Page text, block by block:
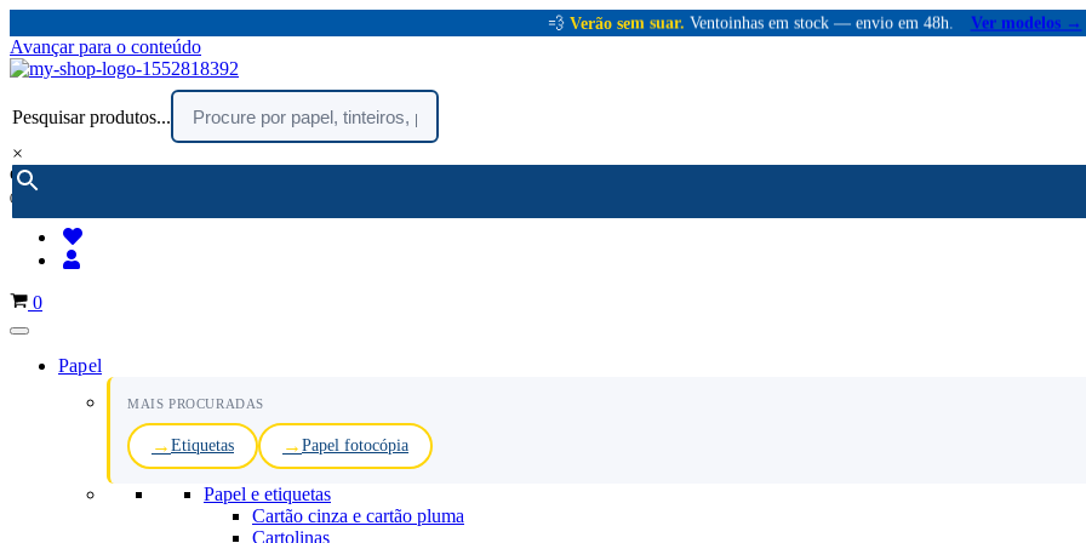
💨 Verão sem suar. Ventoinhas em stock — envio em 48h. Ver modelos →
Avançar para o conteúdo
Pesquisar produtos...
×
encomendar por telefone :
(chamada rede fixa nacional)
Carrinho
0
Papel
MAIS PROCURADAS
Etiquetas Papel fotocópia
Papel e etiquetas
Cartão cinza e cartão pluma
Cartolinas